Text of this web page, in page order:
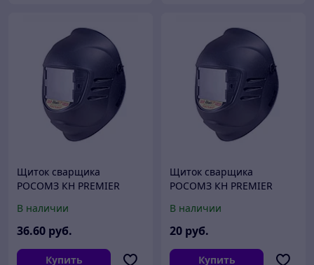
Щиток сварщика
РОСОМЗ КН PREMIER
В наличии
36.60 руб.
Купить
Щиток сварщика
РОСОМЗ КН PREMIER
В наличии
20 руб.
Купить